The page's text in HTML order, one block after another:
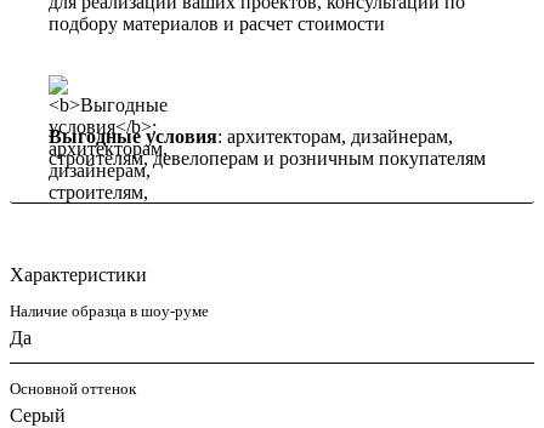
подбору материалов и расчет стоимости
Выгодные условия: архитекторам, дизайнерам,
строителям, девелоперам и розничным покупателям
Характеристики
Наличие образца в шоу-руме
Да
Основной оттенок
Серый